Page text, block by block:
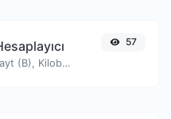
Metnin boyutunu Bayt (B), Kilobayt (KB) veya Megabayt (MB) cinsinden alın.
57